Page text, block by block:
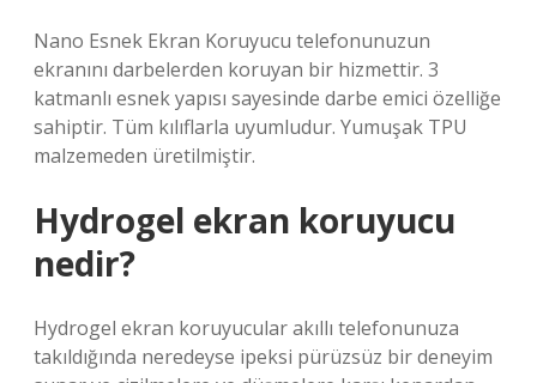
Nano Esnek Ekran Koruyucu telefonunuzun
ekranını darbelerden koruyan bir hizmettir. 3
katmanlı esnek yapısı sayesinde darbe emici özelliğe
sahiptir. Tüm kılıflarla uyumludur. Yumuşak TPU
malzemeden üretilmiştir.
Hydrogel ekran koruyucu
nedir?
Hydrogel ekran koruyucular akıllı telefonunuza
takıldığında neredeyse ipeksi pürüzsüz bir deneyim